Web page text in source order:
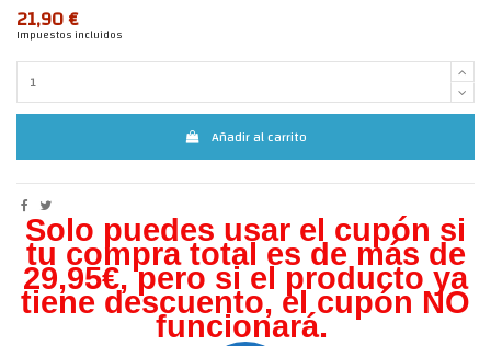
21,90 €
Impuestos incluidos
Añadir al carrito
Solo puedes usar el cupón si
tu compra total es de más de
29,95€, pero si el producto ya
tiene descuento, el cupón NO
funcionará.